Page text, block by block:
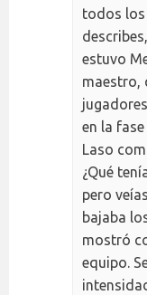
todos
estuvo
maestro,
en la
Laso
¿Qué
pero
bajaba
mostró
equipo.